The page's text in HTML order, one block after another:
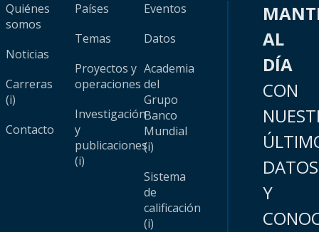
Quiénes
somos
Noticias
Carreras
(i)
Contacto
Países
Temas
Proyectos y
operaciones
Investigación
y
publicaciones
(i)
Eventos
Datos
Academia
del
Grupo
Banco
Mundial
(i)
Sistema
de
calificación
(i)
AL
DÍA
CON
DATOS
Y